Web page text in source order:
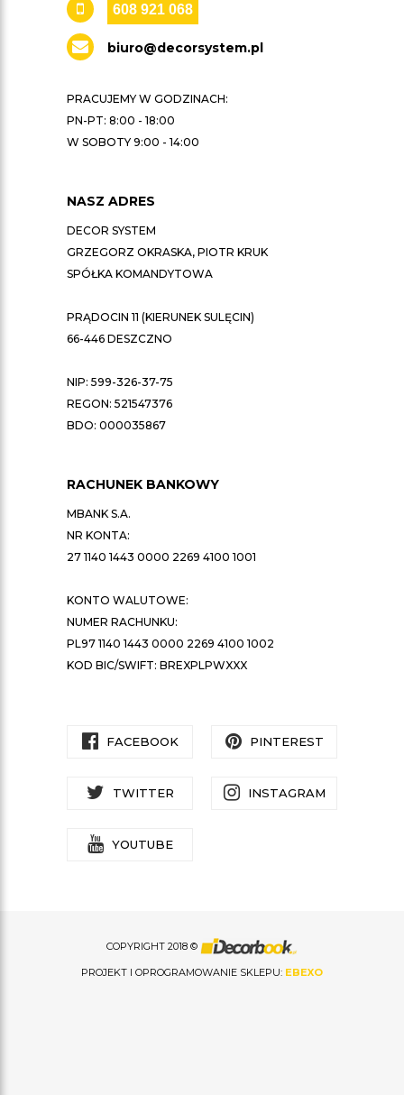
608 921 068
biuro@decorsystem.pl
PRACUJEMY W GODZINACH:
PN-PT: 8:00 - 18:00
W SOBOTY 9:00 - 14:00
NASZ ADRES
DECOR SYSTEM
GRZEGORZ OKRASKA, PIOTR KRUK
SPÓŁKA KOMANDYTOWA
PRĄDOCIN 11 (KIERUNEK SULĘCIN)
66-446 DESZCZNO
NIP: 599-326-37-75
REGON: 521547376
BDO: 000035867
RACHUNEK BANKOWY
MBANK S.A.
NR KONTA:
27 1140 1443 0000 2269 4100 1001
KONTO WALUTOWE:
NUMER RACHUNKU:
PL97 1140 1443 0000 2269 4100 1002
KOD BIC/SWIFT: BREXPLPWXXX
FACEBOOK PINTEREST
TWITTER INSTAGRAM
YOUTUBE
COPYRIGHT 2018 ©
PROJEKT I OPROGRAMOWANIE SKLEPU: EBEXO